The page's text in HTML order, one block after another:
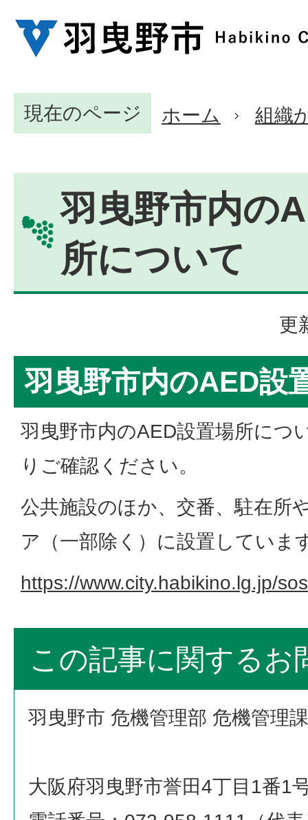
現在のページ ホーム 組織
羽曳野市内の
所について
更
羽曳野市内のAED設
羽曳野市内のAED設置場所につ
りご確認ください。
公共施設のほか、交番、駐在所
ア（一部除く）に設置していま
https://www.city.habikino.lg.jp/
この記事に関するお
羽曳野市 危機管理部 危機管理課
大阪府羽曳野市誉田4丁目1番1